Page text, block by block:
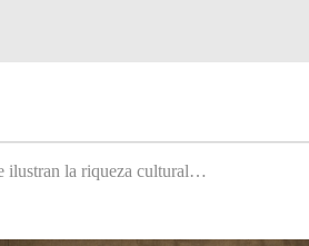
ilustran la riqueza cultural…